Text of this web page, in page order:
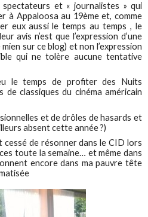
spectateurs et « journalistes » qui
Appaloosa au 19ème et, comme
eux aussi le temps au temps , le
avis n’est que l’expression d’une
sur ce blog) et non l’expression
qui ne tolère aucune tentative
le temps de profiter des Nuits
de classiques du cinéma américain
et de drôles de hasards et
absent cette année ?)
cessé de résonner dans le CID lors
toute la semaine… et même dans
encore dans ma pauvre tête